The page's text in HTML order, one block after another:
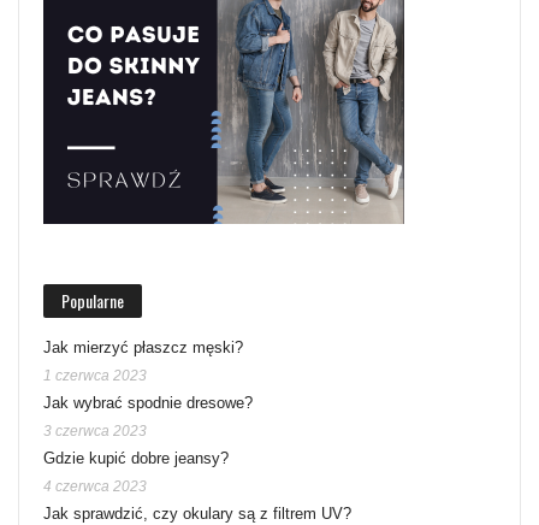
Popularne
Jak mierzyć płaszcz męski?
1 czerwca 2023
Jak wybrać spodnie dresowe?
3 czerwca 2023
Gdzie kupić dobre jeansy?
4 czerwca 2023
Jak sprawdzić, czy okulary są z filtrem UV?